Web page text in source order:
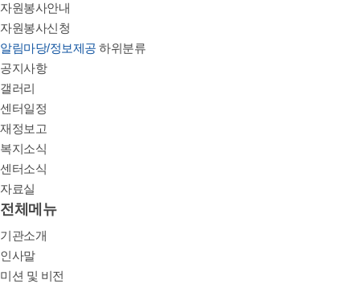
자원봉사안내
자원봉사신청
알림마당/정보제공 하위분류
공지사항
갤러리
센터일정
재정보고
복지소식
센터소식
자료실
전체메뉴
기관소개
인사말
미션 및 비전